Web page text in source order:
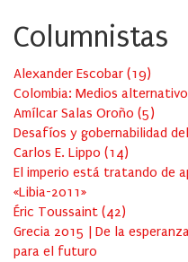
Columnistas
Alexander Escobar (19)
Colombia: Medios
Amílcar Salas Oroño (5)
Desafíos y gobernabilidad
Carlos E. Lippo (14)
El imperio está tratando de
«Libia-2011»
Éric Toussaint (42)
Grecia 2015 | De la
para el futuro